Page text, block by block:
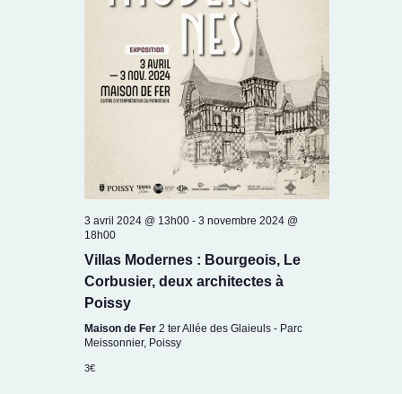
3 avril 2024 @ 13h00- 3 novembre 2024 @
18h00
Villas Modernes : Bourgeois, Le
Corbusier, deux architectes à
Poissy
Maison de Fer 2 ter Allée des Glaieuls - Parc
Meissonnier, Poissy
3€